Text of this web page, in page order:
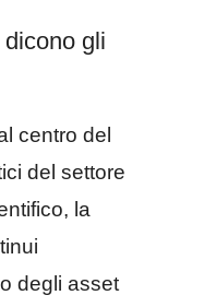
gli
centro del
del settore
la
degli asset